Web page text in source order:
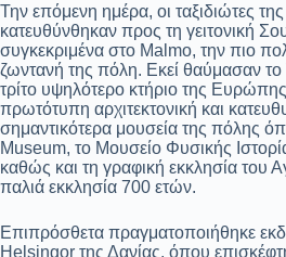
Την επόμενη ημέρα, οι ταξιδιώτες
κατευθύνθηκαν προς τη γειτονική
συγκεκριμένα στο Malmo, την πιο
ζωντανή της πόλη. Εκεί θαύμασαν
τρίτο υψηλότερο κτήριο της
πρωτότυπη αρχιτεκτονική και
σημαντικότερα μουσεία της πόλης
Museum, το Μουσείο Φυσικής
καθώς και τη γραφική εκκλησία του
παλιά εκκλησία 700 ετών.
Επιπρόσθετα πραγματοποιήθηκε
Helsingor της Δανίας, όπου